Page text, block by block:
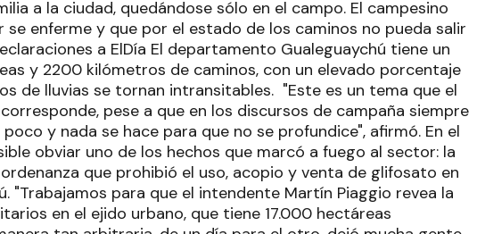
a la ciudad, quedándose sólo en el campo. El campesino
se enferme y que por el estado de los caminos no pueda salir
a ElDía El departamento Gualeguaychú tiene un
y 2200 kilómetros de caminos, con un elevado porcentaje
de lluvias se tornan intransitables. "Este es un tema que el
pese a que en los discursos de campaña siempre
y nada se hace para que no se profundice", afirmó. En el
obviar uno de los hechos que marcó a fuego al sector: la
que prohibió el uso, acopio y venta de glifosato en
"Trabajamos para que el intendente Martín Piaggio revea la
en el ejido urbano, que tiene 17.000 hectáreas